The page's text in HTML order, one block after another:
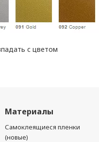
с цветом
Материалы
Самоклеящиеся пленки
(новые)